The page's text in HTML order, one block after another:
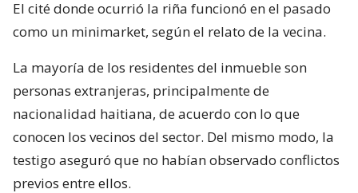
El cité donde ocurrió la riña funcionó en el pasado
como un minimarket, según el relato de la vecina.
La mayoría de los residentes del inmueble son
personas extranjeras, principalmente de
nacionalidad haitiana, de acuerdo con lo que
conocen los vecinos del sector. Del mismo modo, la
testigo aseguró que no habían observado conflictos
previos entre ellos.